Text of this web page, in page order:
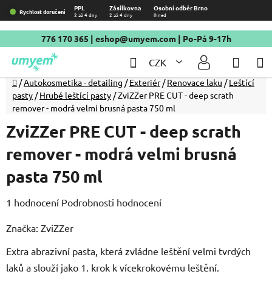
Přejít
na
obsah
Rychlost doručení PPL Zásilkovna Osobní odběr Brno
2 až 4 dny 2 až 4 dny Ihned
776 170 365 | eshop@umyem.com| Po-Pá 9-17h
CZK
Hledat
Domů
/Autokosmetika - detailing / Exteriér / Renovace laku / Leštící
pasty / Hrubé leštící pasty /ZviZZer PRE CUT - deep scrath
remover - modrá velmi brusná pasta 750 ml
Extra abrazivní pasta, která zvládne leštění velmi tvrdých
laků a slouží jako 1. krok k vícekrokovému leštění.
ZviZZer PRE CUT - deep scrath
remover - modrá velmi brusná
pasta 750 ml
Průměrné
produktu
je
1,0
1 hodnocení Podrobnosti hodnocení
Značka: ZviZZer